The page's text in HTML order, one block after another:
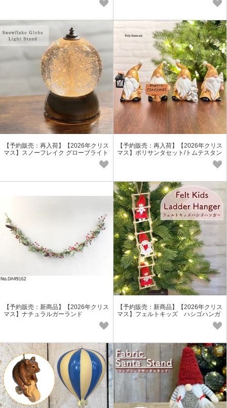
【予約販売：再入荷】【2026年クリス
マス】スノーフレイク グローブライト
【予約販売：再入荷】【2026年クリス
マス】ポリサンタセット/トムテスタン
【予約販売：新商品】【2026年クリス
マス】ナチュラルガーランド
【予約販売：新商品】【2026年クリス
マス】フェルトキッズ ハシゴハンガ